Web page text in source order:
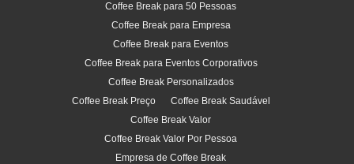
Coffee Break para 50 Pessoas
Coffee Break para Empresa
Coffee Break para Eventos
Coffee Break para Eventos Corporativos
Coffee Break Personalizados
Coffee Break Preço
Coffee Break Saudável
Coffee Break Valor
Coffee Break Valor Por Pessoa
Empresa de Coffee Break